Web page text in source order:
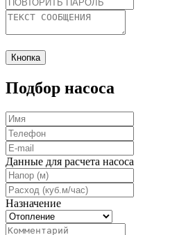
Кнопка
Подбор насоса
Данные для расчета насоса
Назначение